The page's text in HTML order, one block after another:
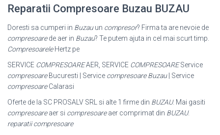
Reparatii Compresoare Buzau BUZAU
Doresti sa cumperi in Buzauun compresor? Firma ta are nevoie de
compresoarede aer in Buzau? Te putem ajuta in cel mai scurt timp.
CompresoareleHertz pe
SERVICE COMPRESOAREAER, SERVICE COMPRESOAREService
compresoareBucuresti | Service compresoare Buzau| Service
compresoareCalarasi
Oferte de la SC PROSALV SRL si alte 1 firme din BUZAU. Mai gasiti
compresoareaer si compresoareaer comprimat din BUZAU.
reparatii compresoare